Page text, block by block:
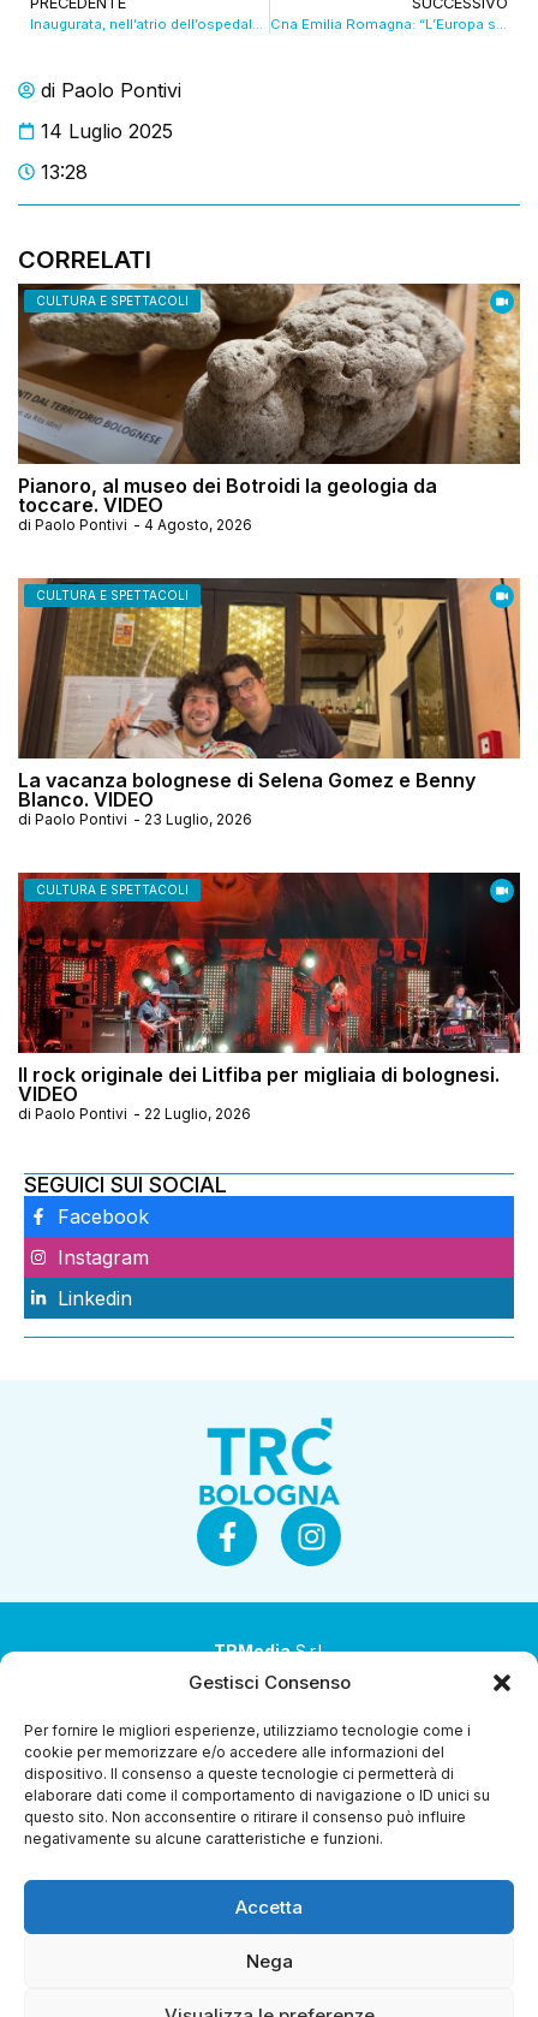
Gestisci Consenso
Per fornire le migliori esperienze, utilizziamo tecnologie come i
cookie per memorizzare e/o accedere alle informazioni del
dispositivo. Il consenso a queste tecnologie ci permetterà di
elaborare dati come il comportamento di navigazione o ID unici su
questo sito. Non acconsentire o ritirare il consenso può influire
negativamente su alcune caratteristiche e funzioni.
Accetta
Nega
di Paolo Pontivi
14 Luglio 2025
13:28
CORRELATI
CULTURA E SPETTACOLI
Pianoro, al museo dei Botroidi la geologia da
toccare. VIDEO
di Paolo Pontivi - 4 Agosto, 2026
CULTURA E SPETTACOLI
La vacanza bolognese di Selena Gomez e Benny
Blanco. VIDEO
di Paolo Pontivi - 23 Luglio, 2026
CULTURA E SPETTACOLI
Il rock originale dei Litfiba per migliaia di bolognesi.
VIDEO
di Paolo Pontivi - 22 Luglio, 2026
SEGUICI SUI SOCIAL
Facebook
Instagram
Linkedin
TRMediaS.r.l.
Società a socio unico
Società sottoposta ad attività di direzione e
coordinamento da parte di Coop Alleanza 3.0 Soc. Coop.
Sede legale: via Ragazzi del ’99 nr. 51 42124 Reggio Emilia
(RE)
Capitale sociale € 1.040.000 i.v.
Diretta Streaming